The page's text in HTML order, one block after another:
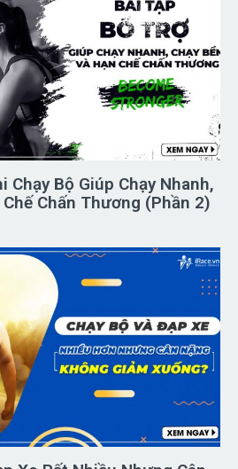
Chạy Bộ Giúp Chạy Nhanh,
Chế Chấn Thương (Phần 2)